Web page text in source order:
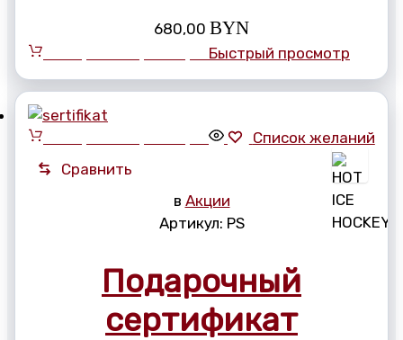
680,00 BYN
Быстрый просмотр
Список желаний
Сравнить
в Акции
Артикул: PS
Подарочный
сертификат